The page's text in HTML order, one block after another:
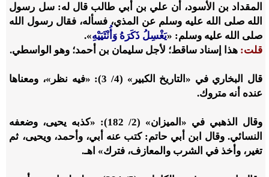
المقداد بن الأسود، أن علي بن أبي طالب قال له: سل رسول
الله صلى الله عليه وسلم عن المذي، فسأله، فقال رسول الله
صلى الله عليه وسلم: «يَغْسِلُ ذَكَرَهُ وَأُنْثَيَيْهِ».
قلت: هذا إسناد ساقط؛ لأجل سليمان بن أحمد؛ وهو الواسطي.
قال البخاري في «التاريخ الكبير» (4/ 3): «فيه نظر»، ومعناها
عنده أنه متروك.
وقال الذهبي في «الميزان» (2/ 182): «كذبه يحيى، وضعفه
النسائي. وقال ابن أبي حاتم: كتب عنه أبي، وأحمد، ويحيى، ثم
تغير، وأخذ في الشرب والمعازف، فترك» اهـ.